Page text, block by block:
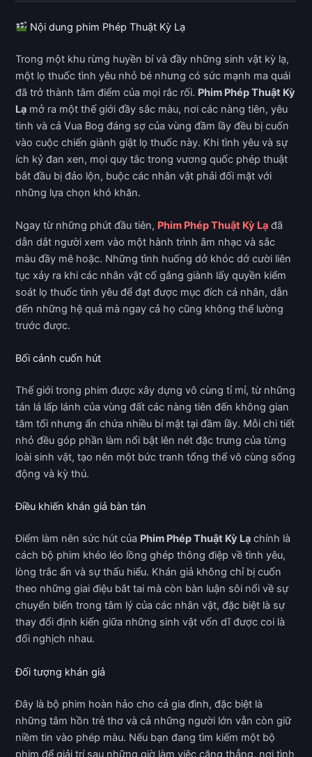
Nội dung phim Phép Thuật Kỳ Lạ
Trong một khu rừng huyền bí và đầy những sinh vật kỳ lạ,
một lọ thuốc tình yêu nhỏ bé nhưng có sức mạnh ma quái
đã trở thành tâm điểm của mọi rắc rối. Phim Phép Thuật Kỳ
Lạ mở ra một thế giới đầy sắc màu, nơi các nàng tiên, yêu
tinh và cả Vua Bog đáng sợ của vùng đầm lầy đều bị cuốn
vào cuộc chiến giành giật lọ thuốc này. Khi tình yêu và sự
ích kỷ đan xen, mọi quy tắc trong vương quốc phép thuật
bắt đầu bị đảo lộn, buộc các nhân vật phải đối mặt với
những lựa chọn khó khăn.
Ngay từ những phút đầu tiên, Phim Phép Thuật Kỳ Lạ đã
dẫn dắt người xem vào một hành trình âm nhạc và sắc
màu đầy mê hoặc. Những tình huống dở khóc dở cười liên
tục xảy ra khi các nhân vật cố gắng giành lấy quyền kiểm
soát lọ thuốc tình yêu để đạt được mục đích cá nhân, dẫn
đến những hệ quả mà ngay cả họ cũng không thể lường
trước được.
Bối cảnh cuốn hút
Thế giới trong phim được xây dựng vô cùng tỉ mỉ, từ những
tán lá lấp lánh của vùng đất các nàng tiên đến không gian
tăm tối nhưng ẩn chứa nhiều bí mật tại đầm lầy. Mỗi chi tiết
nhỏ đều góp phần làm nổi bật lên nét đặc trưng của từng
loài sinh vật, tạo nên một bức tranh tổng thể vô cùng sống
động và kỳ thú.
Điều khiến khán giả bàn tán
Điểm làm nên sức hút của Phim Phép Thuật Kỳ Lạ chính là
cách bộ phim khéo léo lồng ghép thông điệp về tình yêu,
lòng trắc ẩn và sự thấu hiểu. Khán giả không chỉ bị cuốn
theo những giai điệu bắt tai mà còn bàn luận sôi nổi về sự
chuyển biến trong tâm lý của các nhân vật, đặc biệt là sự
thay đổi định kiến giữa những sinh vật vốn dĩ được coi là
đối nghịch nhau.
Đối tượng khán giả
Đây là bộ phim hoàn hảo cho cả gia đình, đặc biệt là
những tâm hồn trẻ thơ và cả những người lớn vẫn còn giữ
niềm tin vào phép màu. Nếu bạn đang tìm kiếm một bộ
phim để giải trí sau những giờ làm việc căng thẳng, nơi tình